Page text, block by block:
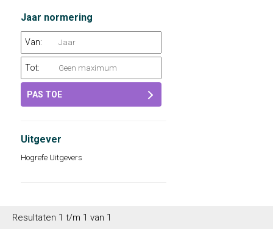
Jaar normering
Van:
Tot:
PAS TOE
Uitgever
Hogrefe Uitgevers
Resultaten 1 t/m 1 van 1